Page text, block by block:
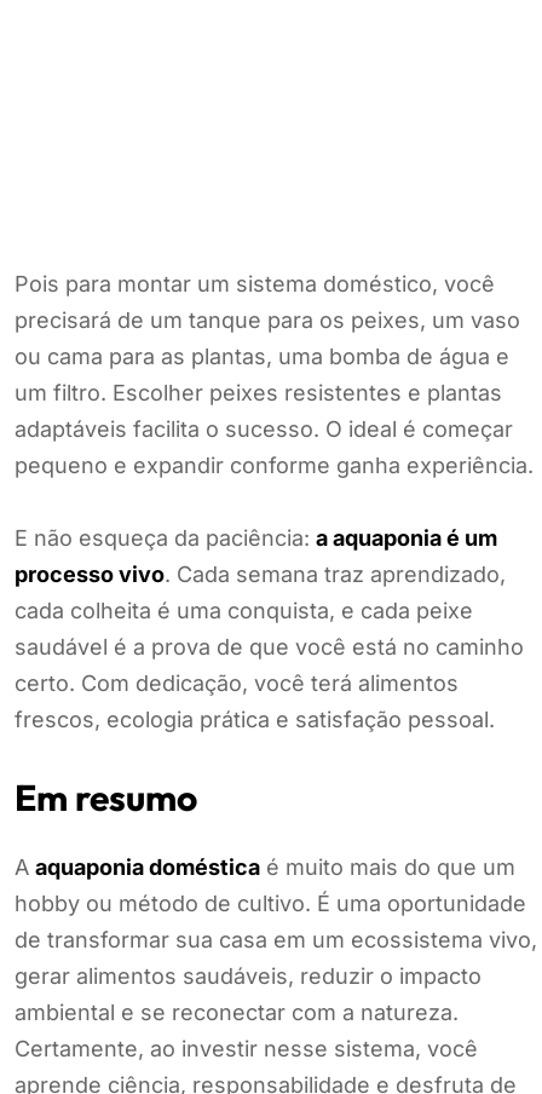
Pois para montar um sistema doméstico, você
precisará de um tanque para os peixes, um vaso
ou cama para as plantas, uma bomba de água e
um filtro. Escolher peixes resistentes e plantas
adaptáveis facilita o sucesso. O ideal é começar
pequeno e expandir conforme ganha experiência.
E não esqueça da paciência: a aquaponia é um
processo vivo. Cada semana traz aprendizado,
cada colheita é uma conquista, e cada peixe
saudável é a prova de que você está no caminho
certo. Com dedicação, você terá alimentos
frescos, ecologia prática e satisfação pessoal.
Em resumo
A aquaponia doméstica é muito mais do que um
hobby ou método de cultivo. É uma oportunidade
de transformar sua casa em um ecossistema vivo,
gerar alimentos saudáveis, reduzir o impacto
ambiental e se reconectar com a natureza.
Certamente, ao investir nesse sistema, você
aprende ciência, responsabilidade e desfruta de